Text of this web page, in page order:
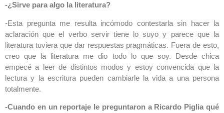
-¿Sirve para algo la literatura?
-Esta pregunta me resulta incómodo contestarla sin hacer la
aclaración que el verbo servir tiene lo suyo y parece que la
literatura tuviera que dar respuestas pragmáticas. Fuera de esto,
creo que la literatura me dio todo lo que soy. Desde chica
empecé a leer de distintos modos y estoy convencida que la
lectura y la escritura pueden cambiarle la vida a una persona
totalmente.
-Cuando en un reportaje le preguntaron a Ricardo Piglia qué